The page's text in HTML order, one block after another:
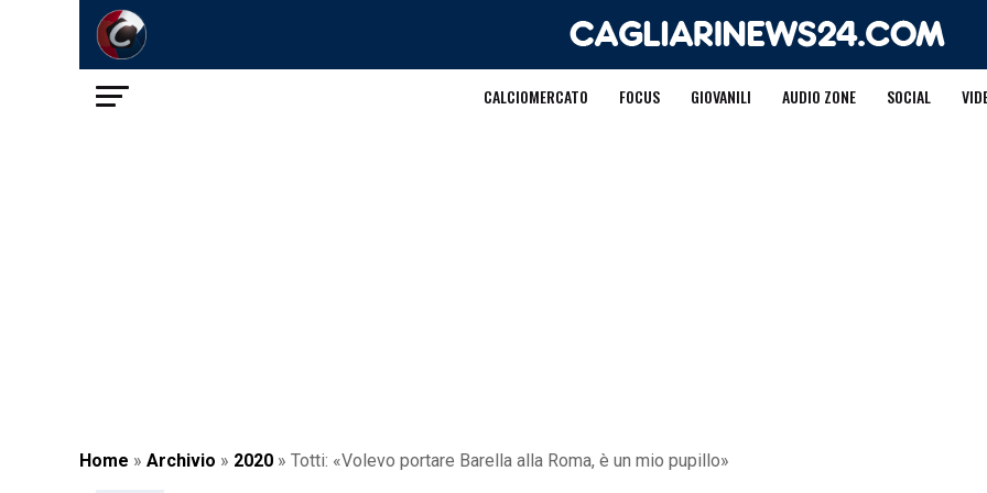
CALCIOMERCATO FOCUS GIOVANILI AUDIO ZONE SOCIAL
Home » Archivio » 2020 » Totti: «Volevo portare Barella alla Roma, è un mio pupillo»